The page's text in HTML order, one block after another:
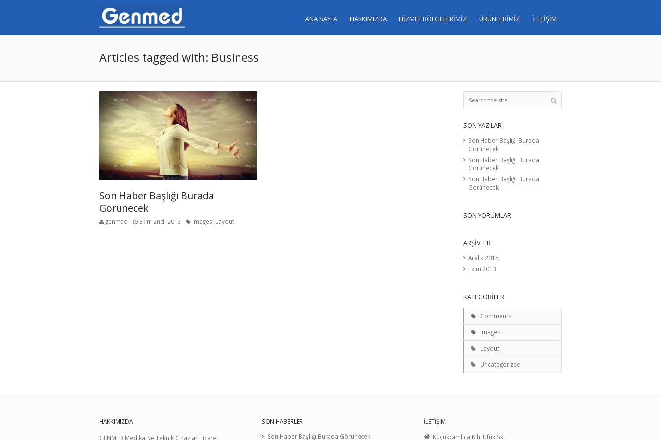
ANA SAYFA HAKKIMIZDA HİZMET BÖLGELERİMİZ ÜRÜNLERİMİZ İLETİŞİM
Articles tagged with: Business
Son Haber Başlığı Burada
Görünecek
genmed Ekim 2nd, 2013 Images, Layout
SON YAZILAR
Son Haber Başlığı Burada
Görünecek
Son Haber Başlığı Burada
Görünecek
Son Haber Başlığı Burada
Görünecek
SON YORUMLAR
ARŞIVLER
Aralık 2015
Ekim 2013
KATEGORILER
Comments
Images
Layout
Uncategorized
HAKKIMIZDA
GENMED Medikal ve Teknik Cihazlar Ticaret
SON HABERLER
Son Haber Başlığı Burada Görünecek
İLETİŞİM
Küçükçamlıca Mh. Ufuk Sk.